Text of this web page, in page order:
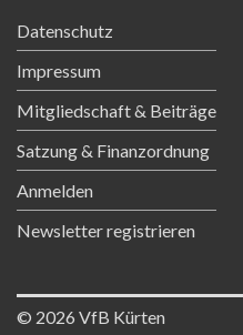
Yoga
KONTAKT
Datenschutz
Impressum
Mitgliedschaft & Beiträge
Satzung & Finanzordnung
Anmelden
Newsletter registrieren
© 2026 VfB Kürten